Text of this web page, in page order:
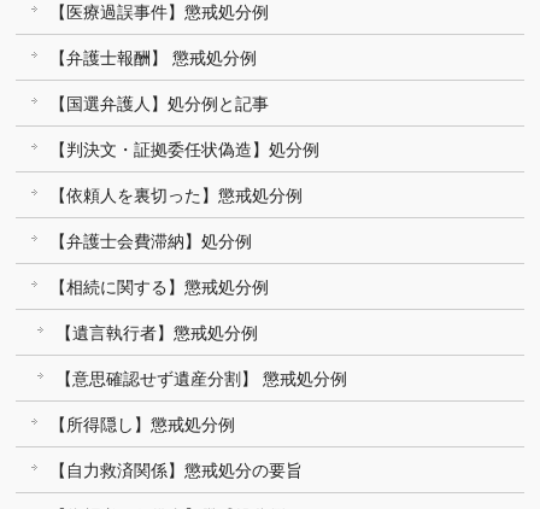
【医療過誤事件】懲戒処分例
【弁護士報酬】 懲戒処分例
【国選弁護人】処分例と記事
【判決文・証拠委任状偽造】処分例
【依頼人を裏切った】懲戒処分例
【弁護士会費滞納】処分例
【相続に関する】懲戒処分例
【遺言執行者】懲戒処分例
【意思確認せず遺産分割】 懲戒処分例
【所得隠し】懲戒処分例
【自力救済関係】懲戒処分の要旨